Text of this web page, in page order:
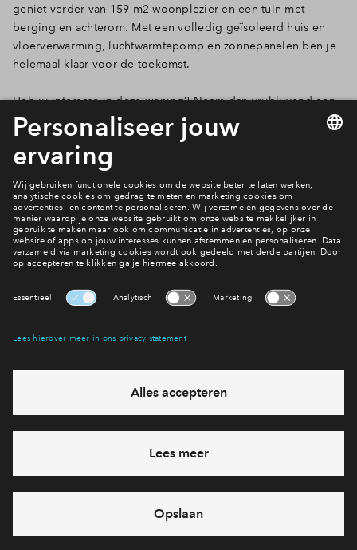
geniet verder van 159 m2 woonplezier en een tuin met
berging en achterom. Met een volledig geïsoleerd huis en
vloerverwarming, luchtwarmtepomp en zonnepanelen ben je
helemaal klaar voor de toekomst.
Heb jij interesse in deze woning? Neem dan vrijblijvend een
optie of neem
contact op voor meer informatie.
Bekijk #008
Neem contact op
Meer informatie?
eventuele projecten
Ja, ik wil mij aanmelden
Heb je een vraag en wil je direct antwoord? Bel ons op088
71 22 660
6 dagen per week beschikbaar (behalve tijdens
feestdagen)